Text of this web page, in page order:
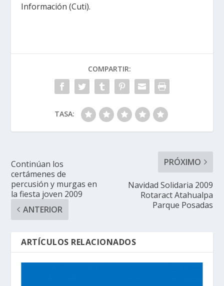
Información (Cuti).
COMPARTIR:
TASA:
Continúan los
certámenes de
percusión y murgas en
la fiesta joven 2009
ANTERIOR
PRÓXIMO
Navidad Solidaria 2009
Rotaract Atahualpa
Parque Posadas
ARTÍCULOS RELACIONADOS